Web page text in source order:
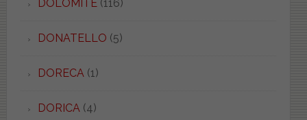
DOLOMITE(116)
DONATELLO (5)
DORECA(1)
DORICA(4)